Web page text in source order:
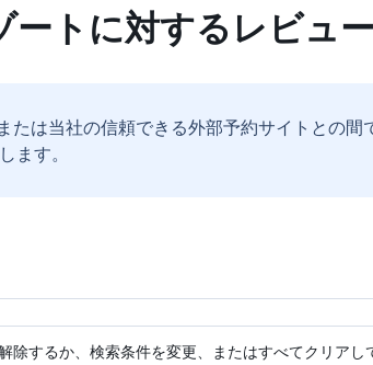
トに対するレビュー
たは当社の信頼できる外部予約サイトとの間
ます。
するか、検索条件を変更、またはすべてクリアし